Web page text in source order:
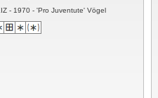
- 1970 - 'Pro Juventute' Vögel